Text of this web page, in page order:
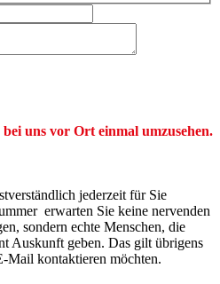
uns vor Ort einmal umzusehen.
jederzeit für Sie
erwarten Sie keine nervenden
sondern echte Menschen, die
Auskunft geben. Das gilt übrigens
Mail kontaktieren möchten.